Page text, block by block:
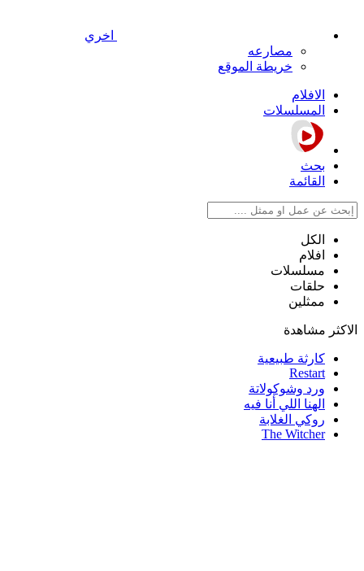
اخري
مصارعه
خريطة الموقع
الافلام
المسلسلات
بحث
القائمة
الكل
افلام
مسلسلات
حلقات
ممثلين
الاكثر مشاهدة
كارثة طبيعية
Restart
ورد وشوكولاتة
الهنا اللي أنا فيه
روكي الغلابة
The Witcher